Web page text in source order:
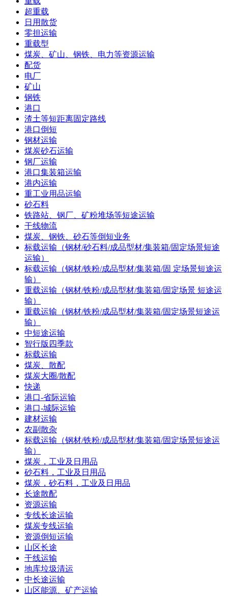
超重载
日用散货
零担运输
重载型
煤炭、矿山、钢铁、电力等资源运输
配货
电厂
矿山
钢铁
港口
渣土等短距离固定路线
港口倒短
钢材运输
煤炭砂石运输
钢厂运输
港口集装箱运输
港内运输
重工业用品运输
砂石料
铁路站、钢厂、矿粉堆场等短途运输
干线物流
煤炭、钢铁、砂石等倒短业务
标载运输（钢材/砂石料/成品型材/集装箱/固定场景短途
运输）
标载运输（钢材/铁粉/成品型材/集装箱/固 定场景短途运
输）
重载运输（钢材/铁粉/成品型材/集装箱/固定场景 短途运
输）
重载运输（钢材/铁粉/成品型材/集装箱/固定场景短途运
输）
中短途运输
智行版四季款
标载运输
煤炭、散配
煤炭大圈/散配
快递
港口-省际运输
港口-城际运输
建材运输
农副散杂
标载运输（钢材/铁粉/成品型材/集装箱/固定场景短途运
输）
煤炭，工业及日用品
砂石料，工业及日用品
煤炭，砂石料，工业及日用品
长途散配
资源运输
专线长途运输
煤炭专线运输
资源倒短运输
山区长途
干线运输
地库垃圾清运
中长途运输
山区能源、矿产运输